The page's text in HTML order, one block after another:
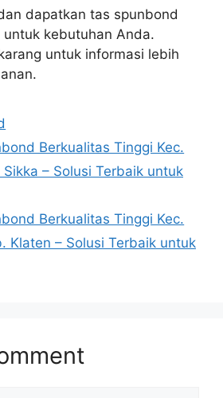
dapatkan tas spunbond
kebutuhan Anda.
untuk informasi lebih
Berkualitas Tinggi Kec.
– Solusi Terbaik untuk
Berkualitas Tinggi Kec.
Klaten – Solusi Terbaik untuk